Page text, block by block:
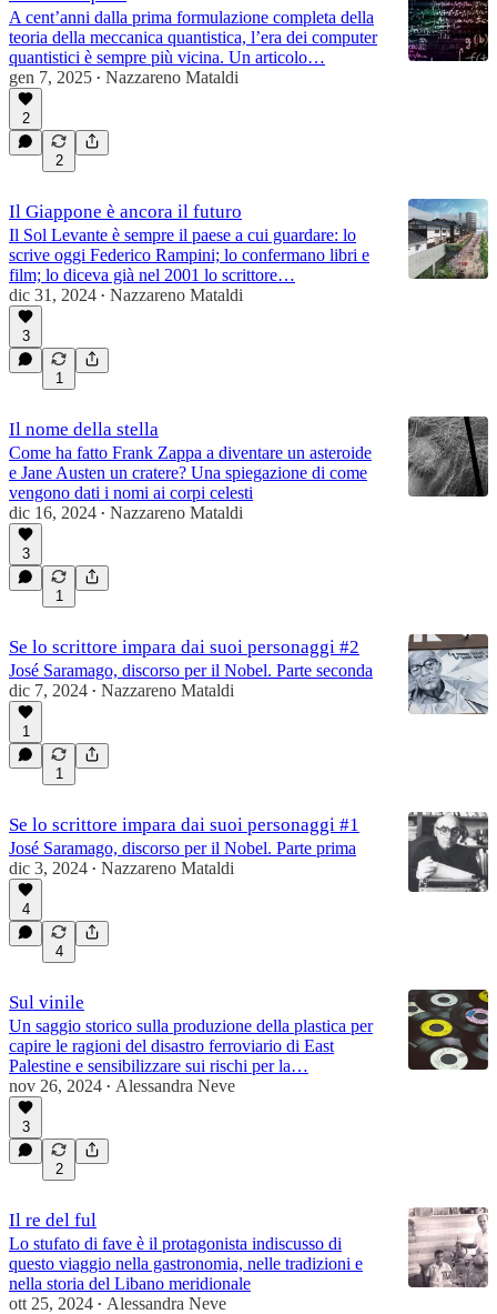
A cent’anni dalla prima formulazione completa della
teoria della meccanica quantistica, l’era dei computer
quantistici è sempre più vicina. Un articolo…
gen 7, 2025 • Nazzareno Mataldi
2
2
Il Giappone è ancora il futuro
Il Sol Levante è sempre il paese a cui guardare: lo
scrive oggi Federico Rampini; lo confermano libri e
film; lo diceva già nel 2001 lo scrittore…
dic 31, 2024 • Nazzareno Mataldi
3
1
Il nome della stella
Come ha fatto Frank Zappa a diventare un asteroide
e Jane Austen un cratere? Una spiegazione di come
vengono dati i nomi ai corpi celesti
dic 16, 2024 • Nazzareno Mataldi
3
1
Se lo scrittore impara dai suoi personaggi #2
José Saramago, discorso per il Nobel. Parte seconda
dic 7, 2024 • Nazzareno Mataldi
1
1
Se lo scrittore impara dai suoi personaggi #1
José Saramago, discorso per il Nobel. Parte prima
dic 3, 2024 • Nazzareno Mataldi
4
4
Sul vinile
Un saggio storico sulla produzione della plastica per
capire le ragioni del disastro ferroviario di East
Palestine e sensibilizzare sui rischi per la…
nov 26, 2024 • Alessandra Neve
3
2
Il re del ful
Lo stufato di fave è il protagonista indiscusso di
questo viaggio nella gastronomia, nelle tradizioni e
nella storia del Libano meridionale
ott 25, 2024 • Alessandra Neve